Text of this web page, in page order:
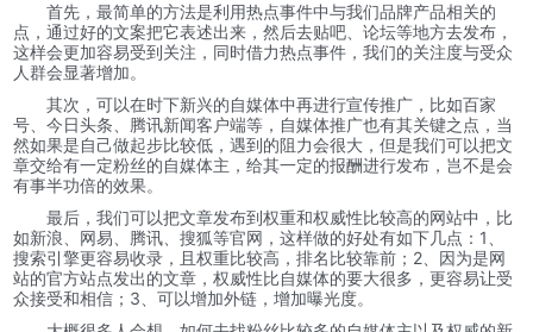
首先，最简单的方法是利用热点事件中与我们品牌产品相关的
点，通过好的文案把它表述出来，然后去贴吧、论坛等地方去发布，
这样会更加容易受到关注，同时借力热点事件，我们的关注度与受众
人群会显著增加。
其次，可以在时下新兴的自媒体中再进行宣传推广，比如百家
号、今日头条、腾讯新闻客户端等，自媒体推广也有其关键之点，当
然如果是自己做起步比较低，遇到的阻力会很大，但是我们可以把文
章交给有一定粉丝的自媒体主，给其一定的报酬进行发布，岂不是会
有事半功倍的效果。
最后，我们可以把文章发布到权重和权威性比较高的网站中，比
如新浪、网易、腾讯、搜狐等官网，这样做的好处有如下几点：1、
搜索引擎更容易收录，且权重比较高，排名比较靠前；2、因为是网
站的官方站点发出的文章，权威性比自媒体的要大很多，更容易让受
众接受和相信；3、可以增加外链，增加曝光度。